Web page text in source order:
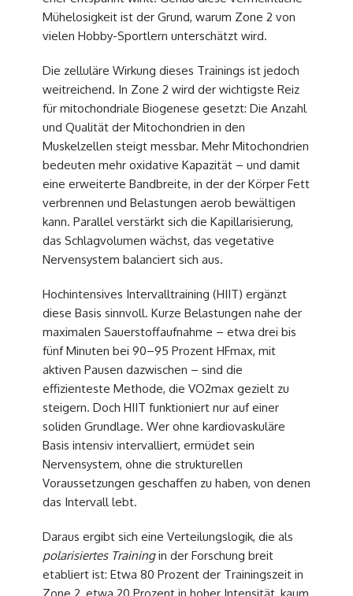
Mühelosigkeit ist der Grund, warum Zone 2 von
vielen Hobby-Sportlern unterschätzt wird.
Die zelluläre Wirkung dieses Trainings ist jedoch
weitreichend. In Zone 2 wird der wichtigste Reiz
für mitochondriale Biogenese gesetzt: Die Anzahl
und Qualität der Mitochondrien in den
Muskelzellen steigt messbar. Mehr Mitochondrien
bedeuten mehr oxidative Kapazität – und damit
eine erweiterte Bandbreite, in der der Körper Fett
verbrennen und Belastungen aerob bewältigen
kann. Parallel verstärkt sich die Kapillarisierung,
das Schlagvolumen wächst, das vegetative
Nervensystem balanciert sich aus.
Hochintensives Intervalltraining (HIIT) ergänzt
diese Basis sinnvoll. Kurze Belastungen nahe der
maximalen Sauerstoffaufnahme – etwa drei bis
fünf Minuten bei 90–95 Prozent HFmax, mit
aktiven Pausen dazwischen – sind die
effizienteste Methode, die VO2max gezielt zu
steigern. Doch HIIT funktioniert nur auf einer
soliden Grundlage. Wer ohne kardiovaskuläre
Basis intensiv intervalliert, ermüdet sein
Nervensystem, ohne die strukturellen
Voraussetzungen geschaffen zu haben, von denen
das Intervall lebt.
Daraus ergibt sich eine Verteilungslogik, die als
polarisiertes Trainingin der Forschung breit
etabliert ist: Etwa 80 Prozent der Trainingszeit in